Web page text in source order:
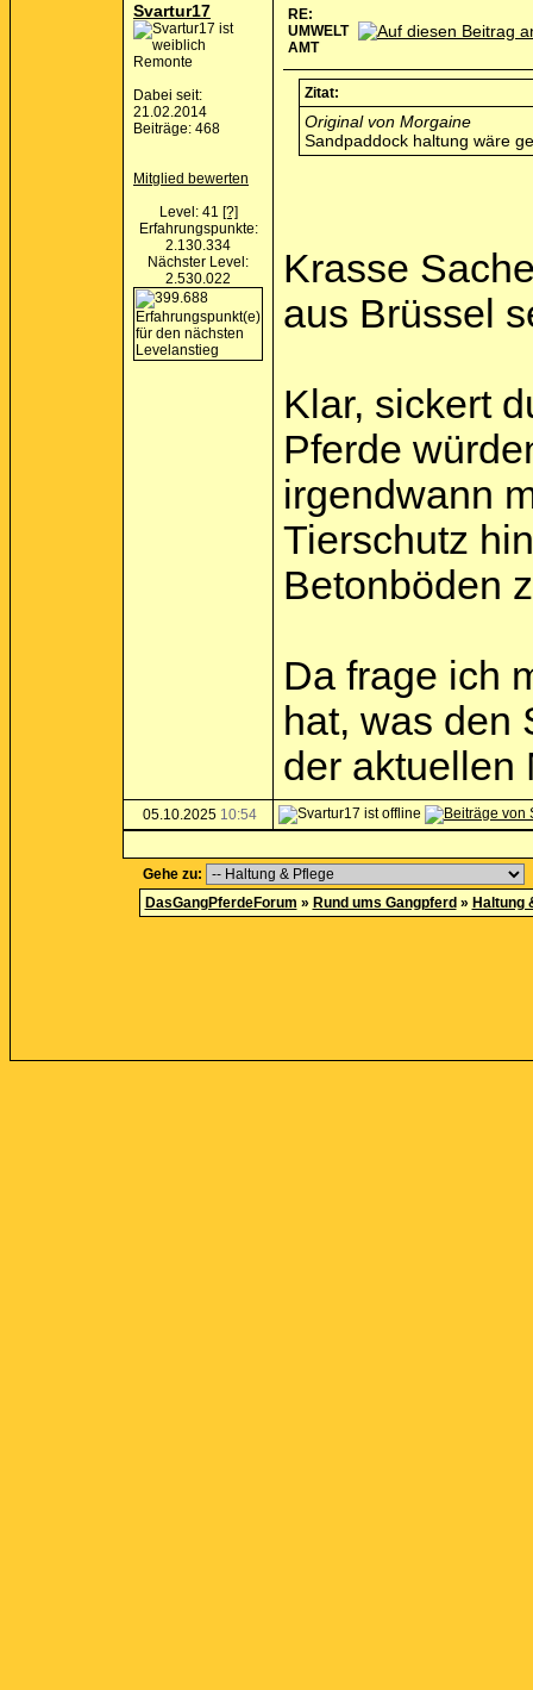
Svartur17
Remonte
Dabei seit:
21.02.2014
Beiträge: 468
Mitglied bewerten
Level: 41 [?]
Erfahrungspunkte:
2.130.334
Nächster Level:
2.530.022
RE:
UMWELT
AMT
Zitat:
Original von Morgaine
Sandpaddock haltung wäre
Krasse
aus Brüssel
Klar, sickert
Pferde
irgendwann
Tierschutz
Betonböden
Da frage ich
hat, was den
der aktuellen
05.10.2025 10:54
Gehe zu:
DasGangPferdeForum » Rund ums Gangpferd » Haltung